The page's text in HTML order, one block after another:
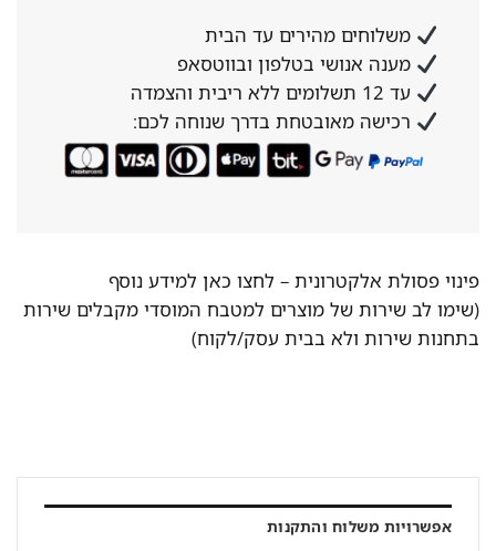
משלוחים מהירים עד הבית
מענה אנושי בטלפון ובווטסאפ
עד 12 תשלומים ללא ריבית והצמדה
רכישה מאובטחת בדרך שנוחה לכם:
פינוי פסולת אלקטרונית – לחצו כאן למידע נוסף
(שימו לב שירות של מוצרים למטבח המוסדי מקבלים שירות
בתחנות שירות ולא בבית עסק/לקוח)
אפשרויות משלוח והתקנות